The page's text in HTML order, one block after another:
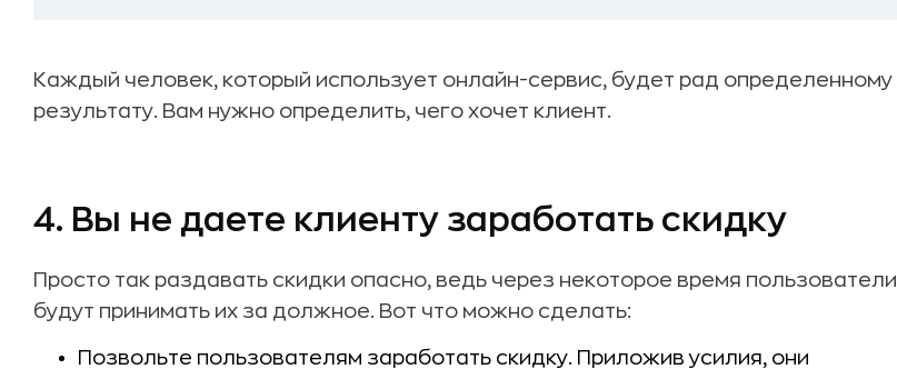
Каждый человек, который использует онлайн-сервис, будет рад определенному
результату. Вам нужно определить, чего хочет клиент.
4. Вы не даете клиенту заработать скидку
Просто так раздавать скидки опасно, ведь через некоторое время пользователи
будут принимать их за должное. Вот что можно сделать:
Позвольте пользователям заработать скидку. Приложив усилия, они